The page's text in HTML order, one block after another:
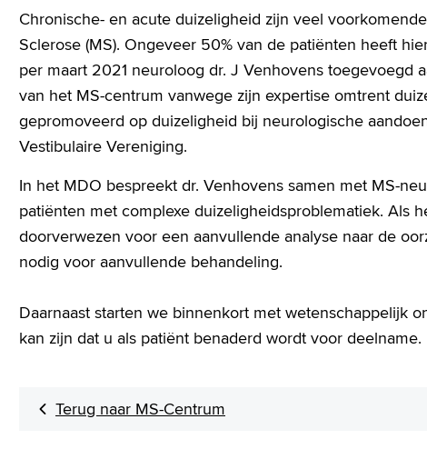
Chronische- en acute duizeligheid zijn veel
Sclerose (MS). Ongeveer 50% van de patiënten heeft
per maart 2021 neuroloog dr. J Venhovens toegevoegd
van het MS-centrum vanwege zijn expertise omtrent
gepromoveerd op duizeligheid bij neurologische
Vestibulaire Vereniging.
In het MDO bespreekt dr. Venhovens samen met MS-
patiënten met complexe duizeligheidsproblematiek. Als
doorverwezen voor een aanvullende analyse naar de
nodig voor aanvullende behandeling.
Daarnaast starten we binnenkort met wetenschappelijk
kan zijn dat u als patiënt benaderd wordt voor deelname.
Terug naar MS-Centrum